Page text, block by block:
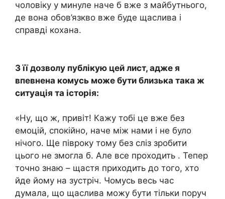
чоловіку у минуле наче б вже з майбутнього,
де вона обов’язкво вже буде щаслива і
справді кохана.
З її дозволу публікую цей лист, адже я
впевнена комусь може бути близька така ж
ситуація та історія:
«Ну, що ж, привіт! Кажу тобі це вже без
емоцій, спокійно, наче між нами і не було
нічого. Ще півроку тому без сліз зробити
цього не змогла б. Але все проходить . Тепер
точно знаю – щастя приходить до того, хто
йде йому на зустріч. Чомусь весь час
думала, що щаслива можу бути тільки поруч